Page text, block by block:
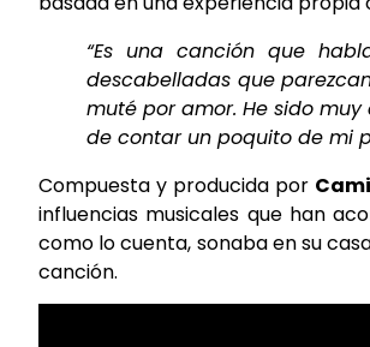
“Es una canción que
descabelladas que
muté por amor. He sido
de contar un poquito de mi
Compuesta y producida por
influencias musicales que han
como lo cuenta, sonaba en su
canción.